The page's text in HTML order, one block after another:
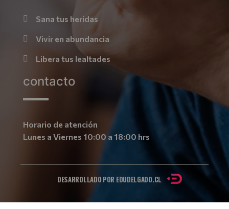
Sana tus heridas
Vivir en abundancia
Libera tus lealtades
contacto
Horario de atención
Lunes a Viernes 10:00 a 18:00 hrs
DESARROLLADO POR EDUDELGADO.CL